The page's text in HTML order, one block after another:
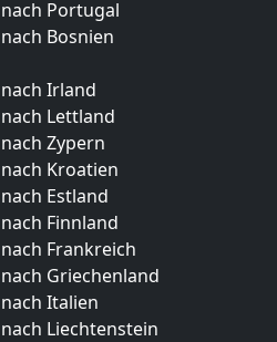
Portugal
Bosnien
Irland
Lettland
Zypern
Kroatien
Estland
Finnland
Frankreich
Griechenland
Italien
Liechtenstein